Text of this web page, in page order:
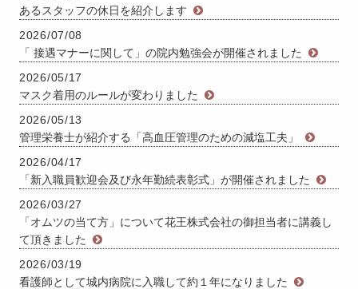
あるスタッフの休日を紹介します
2026/07/08
「 接遇マナーに関して」の院内勉強会が開催されました
2026/05/17
マスク着用のルールが変わりました
2026/05/13
管理栄養士が紹介する「高血圧管理のための減塩工夫」
2026/04/17
「新入職員歓迎会及び永年勤続表彰式」が開催されました
2026/03/27
「オムツの当て方」について花王株式会社の御担当者に講義し
て頂きました
2026/03/19
看護師として城内病院に入職して約１年になりました